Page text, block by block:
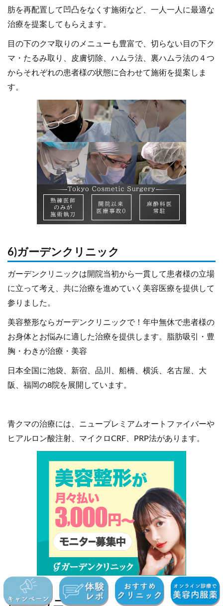
肪を再配置して凹凸をなくす施術など、一人一人に最適な
治療を提案してもらえます。
目の下のクマ取りのメニューも豊富で、切らない目の下ク
マ・たるみ取り、皮膚切除、ハムラ法、裏ハムラ法の４つ
からそれぞれの患者様の状態に合わせて施術を提案しま
す。
6)ガーデンクリニック
ガーデンクリニックは開院当初から一貫して患者様の立場
に立って考え、共に治療を進めていく美容医療を提供して
参りました。
美容整形ならガーデンクリニックで！年中無休で患者様の
お身体とお悩みに適した治療を提供します。脂肪吸引・豊
胸・わきが治療・美容
日本全国に池袋、新宿、品川、船橋、横浜、名古屋、大
阪、福岡の8院を展開しています。
青クマの治療には、ニュープレミアムオートファイバーや
ヒアルロン酸注射、マイクロCRF、PRP法があります。
7)TAクリニック